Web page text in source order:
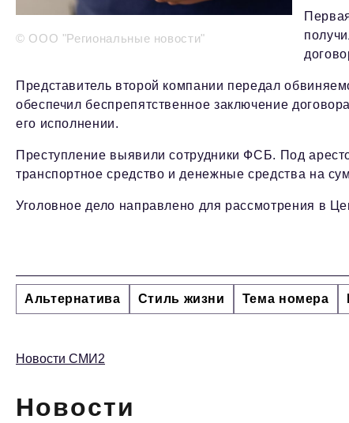
© ООО "Региональные новости"
Представитель второй компании передал
обеспечил беспрепятственное заключение
его исполнении.
Преступление выявили сотрудники ФСБ. Под
транспортное средство и денежные средства на
Уголовное дело направлено для рассмотрения в
Альтернатива Стиль жизни Тема номера
Новости СМИ2
Новости